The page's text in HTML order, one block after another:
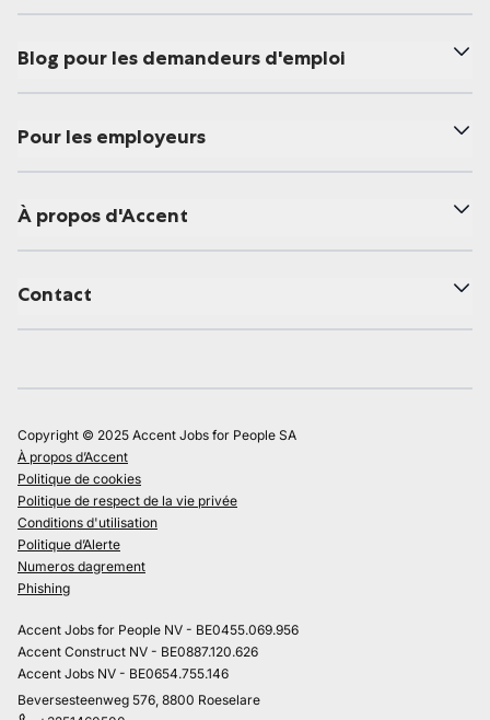
Blog pour les demandeurs d'emploi
Pour les employeurs
À propos d'Accent
Contact
Copyright © 2025 Accent Jobs for People SA
À propos d’Accent
Politique de cookies
Politique de respect de la vie privée
Conditions d'utilisation
Politique d’Alerte
Numeros dagrement
Phishing
Accent Jobs for People NV - BE0455.069.956
Accent Construct NV - BE0887.120.626
Accent Jobs NV - BE0654.755.146
Beversesteenweg 576, 8800 Roeselare